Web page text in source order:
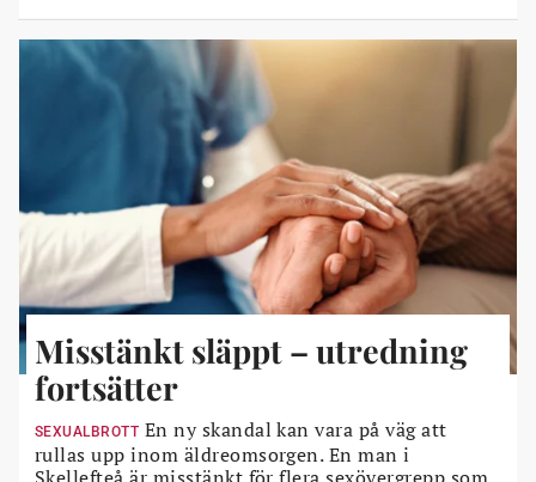
Misstänkt släppt – utredning
fortsätter
SEXUALBROTT En ny skandal kan vara på väg att
rullas upp inom äldreomsorgen. En man i